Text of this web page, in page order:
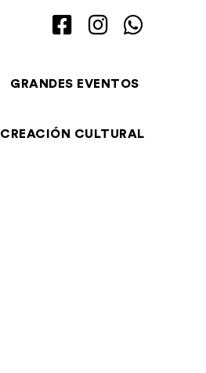
GRANDES EVENTOS
CREACIÓN CULTURAL